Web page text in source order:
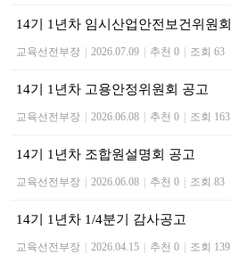
14기 1년차 임시산업안전보건위원회
교육선전부장 2026.07.09 추천 0 조회 63
14기 1년차 고용안정위원회 공고
교육선전부장 2026.06.08 추천 0 조회 163
14기 1년차 조합원설명회 공고
교육선전부장 2026.06.08 추천 0 조회 83
14기 1년차 1/4분기 감사공고
교육선전부장 2026.04.15 추천 0 조회 139